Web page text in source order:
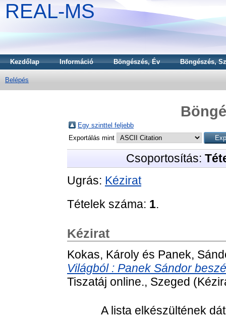
REAL-MS
Kezdőlap Információ Böngészés, Év Böngészés,
Belépés
Egy szinttel feljebb
Exportálás mint
Csoportosítás:
Ugrás: Kézirat
Tételek száma: 1.
Kézirat
Kokas, Károly és Panek,
Világból : Panek Sándor
Tiszatáj online., Szeged
A lista elkészültének